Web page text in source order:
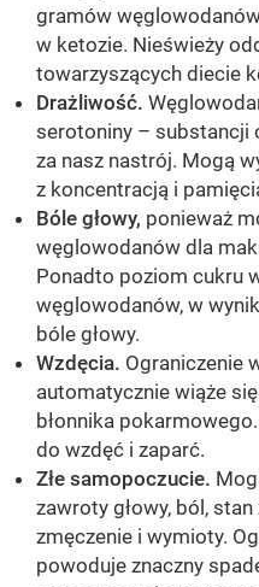
gramów
w ketozie. Nieświeży
towarzyszących diecie
Drażliwość.
serotoniny – substancji
za nasz nastrój. Mogą
z koncentracją i
Bóle głowy, ponieważ
węglowodanów dla
Ponadto poziom cukru
węglowodanów, w
bóle głowy.
Wzdęcia. Ograniczenie
automatycznie wiąże
błonnika
do wzdęć i zaparć.
Złe samopoczucie.
zawroty głowy, ból,
zmęczenie i wymioty.
powoduje znaczny